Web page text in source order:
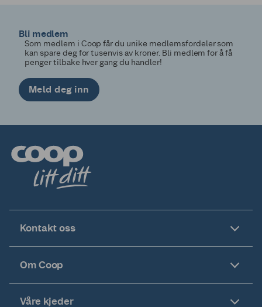
Bli medlem
Som medlem i Coop får du unike medlemsfordeler som
kan spare deg for tusenvis av kroner. Bli medlem for å få
penger tilbake hver gang du handler!
Meld deg inn
Kontakt oss
Om Coop
Våre kjeder